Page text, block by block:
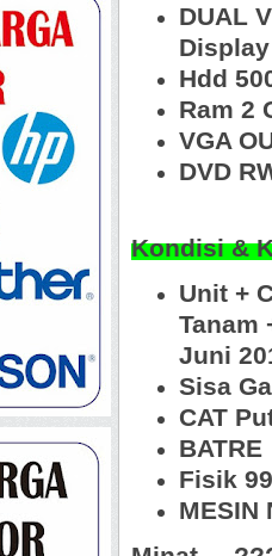
DUAL
Display
Hdd
Ram 2
VGA
DVD
Kondisi &
Unit +
Tanam
Juni
Sisa
CAT
Fisik
MESIN